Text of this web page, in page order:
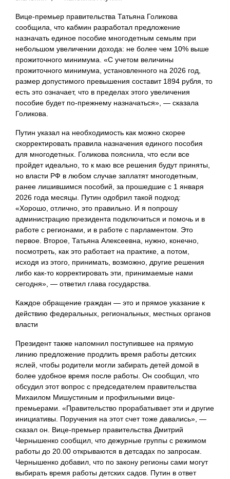
Вице-премьер правительства Татьяна Голикова
сообщила, что кабмин разработал предложение
назначать единое пособие многодетным семьям при
небольшом увеличении дохода: не более чем 10% выше
прожиточного минимума. «С учетом величины
прожиточного минимума, установленного на 2026 год,
размер допустимого превышения составит 1894 рубля, то
есть это означает, что в пределах этого увеличения
пособие будет по-прежнему назначаться», — сказала
Голикова.
Путин указал на необходимость как можно скорее
скорректировать правила назначения единого пособия
для многодетных. Голикова пояснила, что если все
пройдет идеально, то к маю все решения будут приняты,
но власти РФ в любом случае заплатят многодетным,
ранее лишившимся пособий, за прошедшие с 1 января
2026 года месяцы. Путин одобрил такой подход:
«Хорошо, отлично, это правильно. И я попрошу
администрацию президента подключиться и помочь и в
работе с регионами, и в работе с парламентом. Это
первое. Второе, Татьяна Алексеевна, нужно, конечно,
посмотреть, как это работает на практике, а потом,
исходя из этого, принимать, возможно, другие решения
либо как-то корректировать эти, принимаемые нами
сегодня», — ответил глава государства.
Каждое обращение граждан — это и прямое указание к
действию федеральных, региональных, местных органов
власти
Президент также напомнил поступившее на прямую
линию предложение продлить время работы детских
яслей, чтобы родители могли забирать детей домой в
более удобное время после работы. Он сообщил, что
обсудил этот вопрос с председателем правительства
Михаилом Мишустиным и профильными вице-
премьерами. «Правительство прорабатывает эти и другие
инициативы. Поручения на этот счет тоже давались», —
сказал он. Вице-премьер правительства Дмитрий
Чернышенко сообщил, что дежурные группы с режимом
работы до 20.00 открываются в детсадах по запросам.
Чернышенко добавил, что по закону регионы сами могут
выбирать время работы детских садов. Путин в ответ